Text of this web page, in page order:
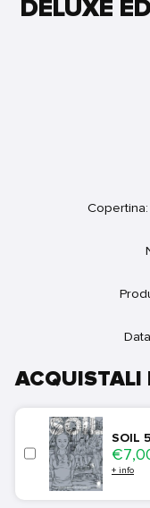
DELUXE
Copertina:
ACQUISTALI
SOIL
Price
+ info